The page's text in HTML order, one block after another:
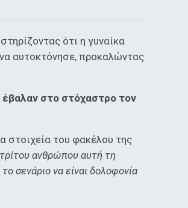
ότι η γυναίκα
αυτοκτόνησε, προκαλώντας
στο στόχαστρο τον
στοιχεία του φακέλου της
ανθρώπου αυτή τη
σενάριο να είναι δολοφονία